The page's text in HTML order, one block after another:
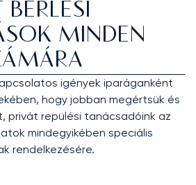
BÉRLÉSI
MINDEN
igények iparáganként
hogy jobban megértsük és
privát repülési tanácsadóink az
mindegyikében speciális
rendelkezésére.